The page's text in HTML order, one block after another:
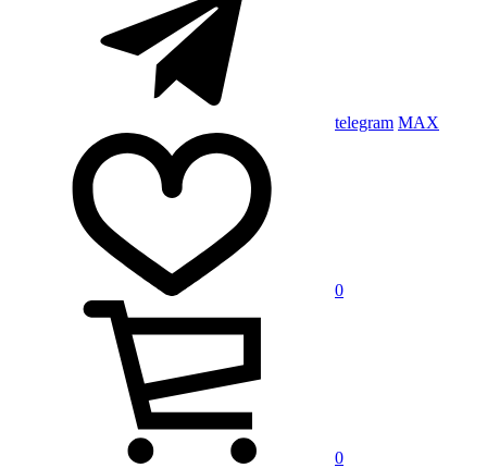
telegram MAX
0
0